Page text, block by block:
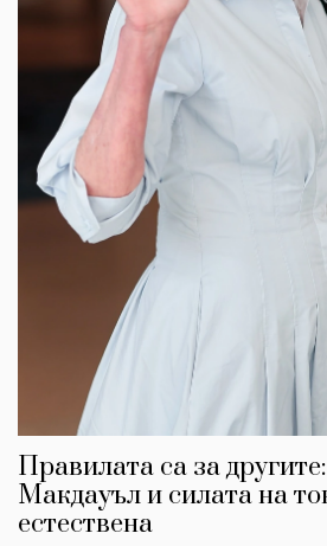
Правилата са за
Макдауъл и силата на
естествена